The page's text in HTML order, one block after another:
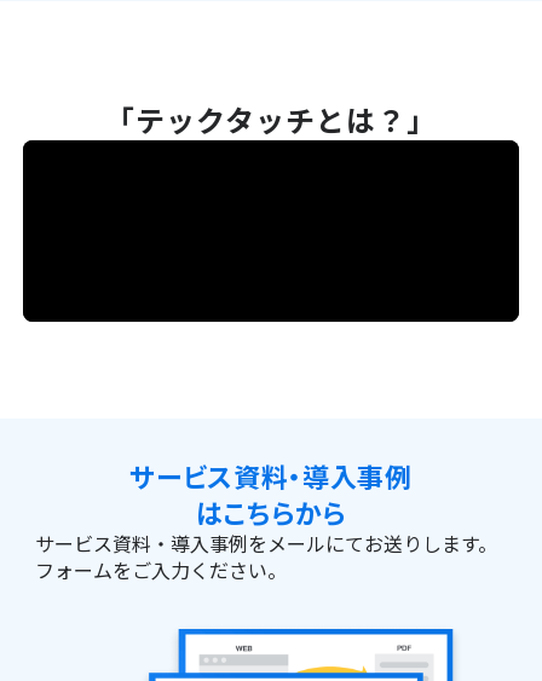
「テックタッチとは？」
サービス資料・導入事例
はこちらから
サービス資料・導入事例をメールにてお送りします。
フォームをご入力ください。